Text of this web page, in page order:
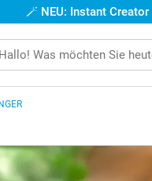
🪄 NEU: Instant Creator